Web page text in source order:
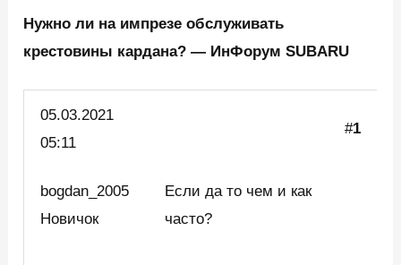
Нужно ли на импрезе обслуживать
крестовины кардана? — ИнФорум SUBARU
05.03.2021
05:11
#1
bogdan_2005
Новичок
Если да то чем и как
часто?